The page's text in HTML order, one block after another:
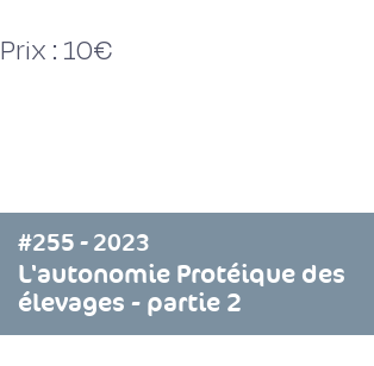
Prix : 10€
#255 - 2023
L'autonomie Protéique des
élevages - partie 2